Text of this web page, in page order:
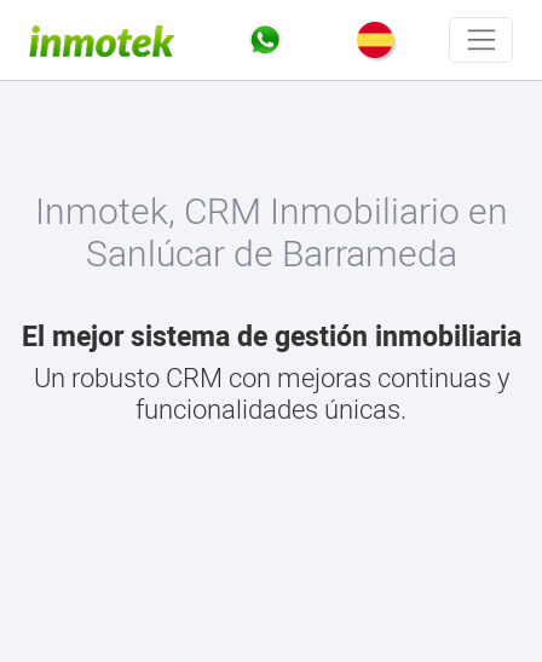
Inmotek, CRM Inmobiliario en
Sanlúcar de Barrameda
El mejor sistema de gestión inmobiliaria
Un robusto CRM con mejoras continuas y
funcionalidades únicas.